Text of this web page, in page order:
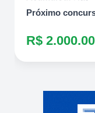
Próximo
R$